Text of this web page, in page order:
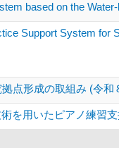
based on the
Support System for
点形成の取組み (令和
を用いたピアノ練習